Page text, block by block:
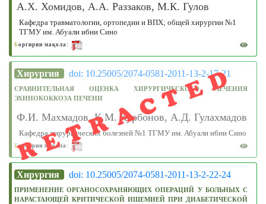
А.Х. Хомидов, А.А. Раззаков, М.К. Гулов
Кафедра травматологии, ортопедии и ВПХ; общей хирургии №1
ТГМУ им. Абуали ибни Сино
Боргирии мақола:
Хирургия doi: 10.25005/2074-0581-2011-13-2-17-21
СРАВНИТЕЛЬНАЯ ОЦЕНКА ХИРУРГИЧЕСКОГО ЛЕЧЕНИЯ
ЭХИНОКОККОЗА ПЕЧЕНИ
Ф.И. Махмадов, К.М. Курбонов, А.Д. Гулахмадов
Кафедра хирургических болезней №1 ТГМУ им. Абуали ибни Сино
Боргирии мақола:
RETRACTED
Хирургия doi: 10.25005/2074-0581-2011-13-2-22-24
ПРИМЕНЕНИЕ ОРГАНОСОХРАНЯЮЩИХ ОПЕРАЦИЙ У БОЛЬНЫХ С
НАРАСТАЮЩЕЙ КРИТИЧЕСКОЙ ИШЕМИЕЙ ПРИ ДИАБЕТИЧЕСКОЙ